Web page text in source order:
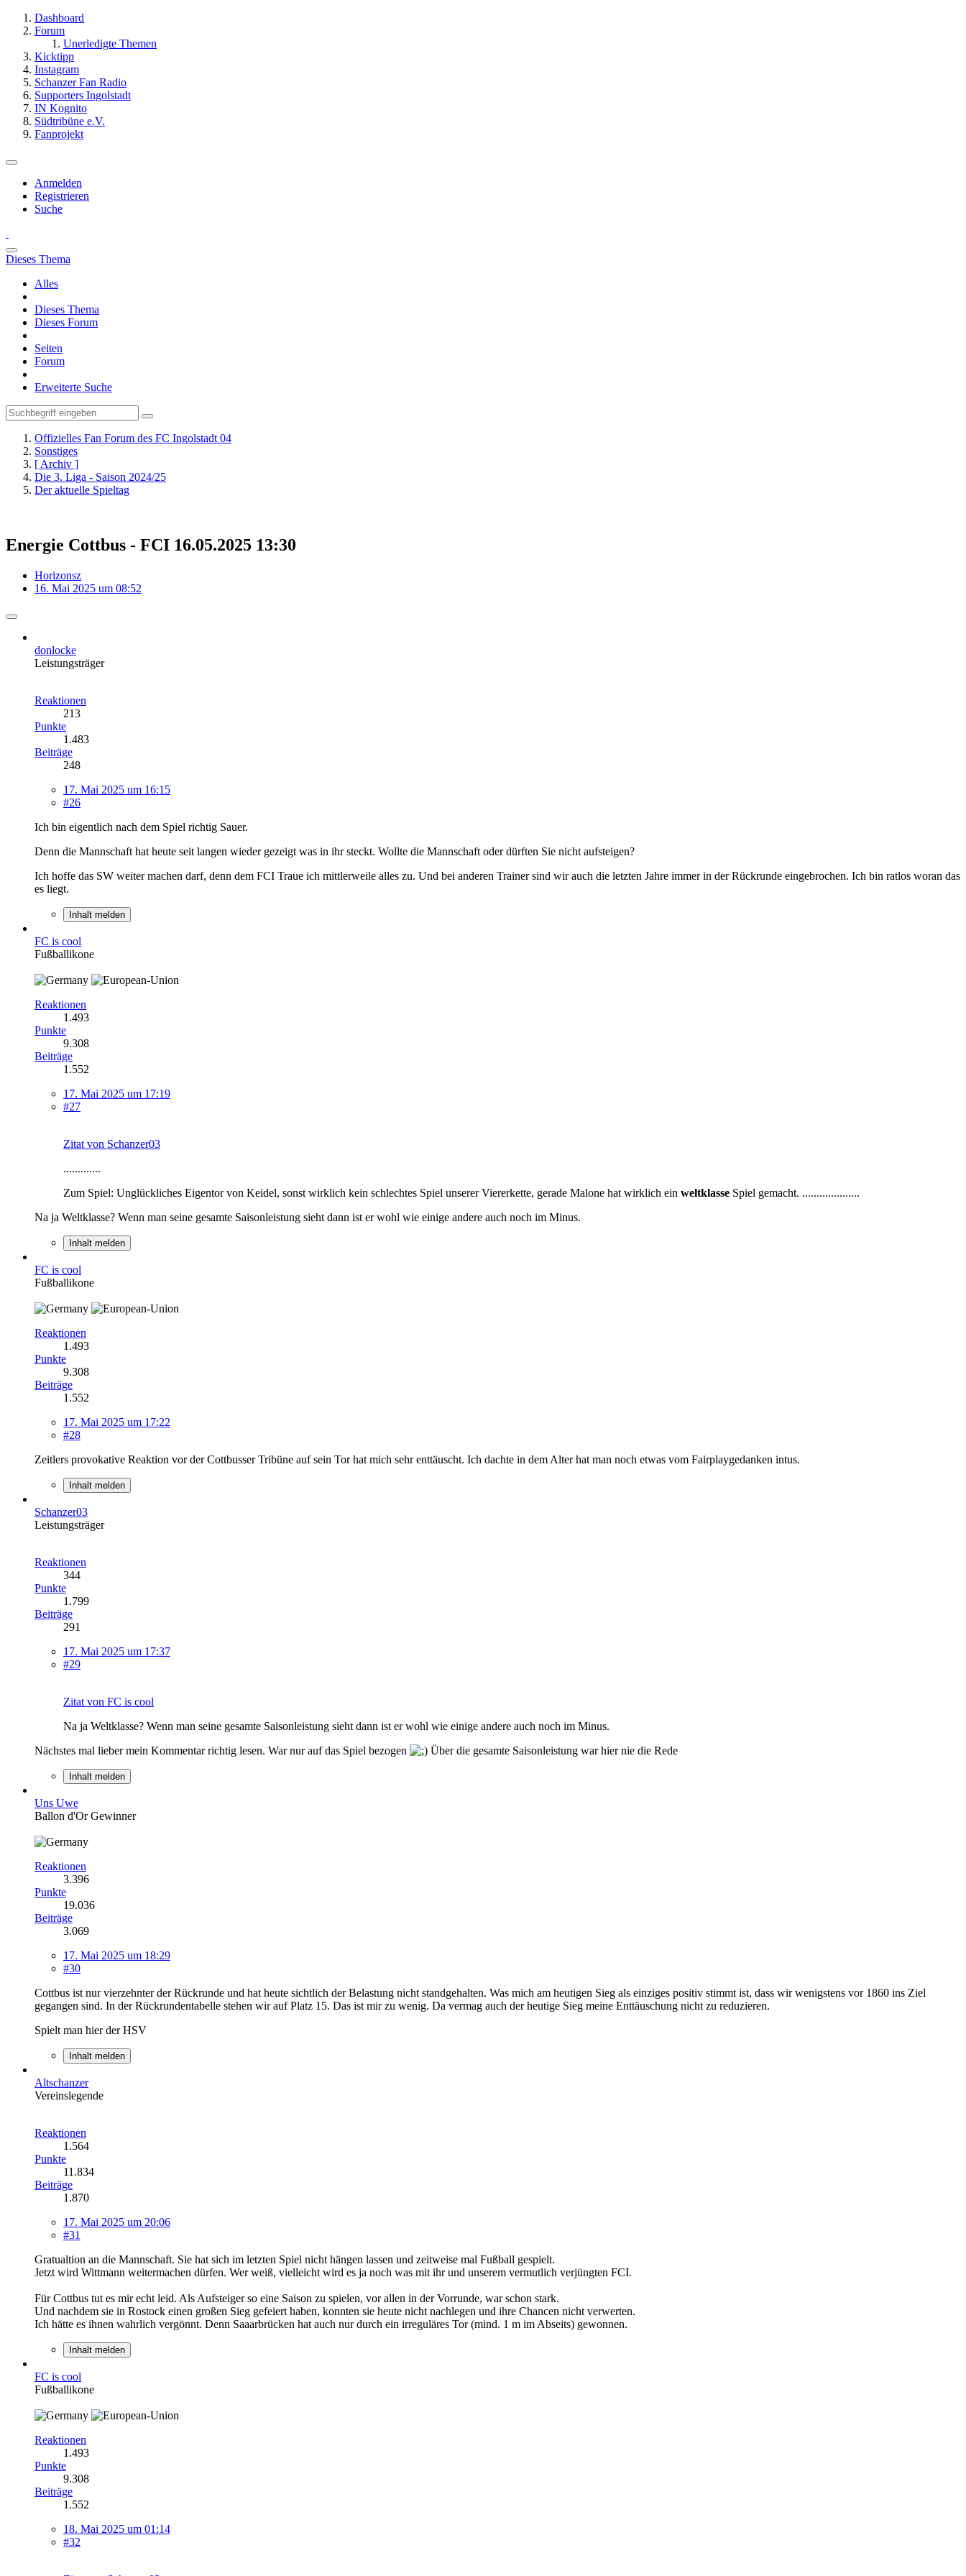
Dashboard
Forum
Unerledigte Themen
Kicktipp
Instagram
Schanzer Fan Radio
Supporters Ingolstadt
IN Kognito
Südtribüne e.V.
Fanprojekt
Anmelden
Registrieren
Suche
Dieses Thema
Alles
Dieses Thema
Dieses Forum
Seiten
Forum
Erweiterte Suche
Offizielles Fan Forum des FC Ingolstadt 04
Sonstiges
[ Archiv ]
Die 3. Liga - Saison 2024/25
Der aktuelle Spieltag
Energie Cottbus - FCI 16.05.2025 13:30
Horizonsz
16. Mai 2025 um 08:52
donlocke
Leistungsträger
Reaktionen
213
Punkte
1.483
Beiträge
248
17. Mai 2025 um 16:15
#26
Ich bin eigentlich nach dem Spiel richtig Sauer.
Denn die Mannschaft hat heute seit langen wieder gezeigt was in ihr steckt. Wollte die Mannschaft oder dürften Sie nicht aufsteigen?
Ich hoffe das SW weiter machen darf, denn dem FCI Traue ich mittlerweile alles zu. Und bei anderen Trainer sind wir auch die letzten Jahre immer in der Rückrunde eingebrochen. Ich bin ratlos woran das
es liegt.
Inhalt melden
FC is cool
Fußballikone
Reaktionen
1.493
Punkte
9.308
Beiträge
1.552
17. Mai 2025 um 17:19
#27
Zitat von Schanzer03
.............
Zum Spiel: Unglückliches Eigentor von Keidel, sonst wirklich kein schlechtes Spiel unserer Viererkette, gerade Malone hat wirklich ein weltklasse Spiel gemacht. ....................
Na ja Weltklasse? Wenn man seine gesamte Saisonleistung sieht dann ist er wohl wie einige andere auch noch im Minus.
Inhalt melden
FC is cool
Fußballikone
Reaktionen
1.493
Punkte
9.308
Beiträge
1.552
17. Mai 2025 um 17:22
#28
Zeitlers provokative Reaktion vor der Cottbusser Tribüne auf sein Tor hat mich sehr enttäuscht. Ich dachte in dem Alter hat man noch etwas vom Fairplaygedanken intus.
Inhalt melden
Schanzer03
Leistungsträger
Reaktionen
344
Punkte
1.799
Beiträge
291
17. Mai 2025 um 17:37
#29
Zitat von FC is cool
Na ja Weltklasse? Wenn man seine gesamte Saisonleistung sieht dann ist er wohl wie einige andere auch noch im Minus.
Nächstes mal lieber mein Kommentar richtig lesen. War nur auf das Spiel bezogen
Über die gesamte Saisonleistung war hier nie die Rede
Inhalt melden
Uns Uwe
Ballon d'Or Gewinner
Reaktionen
3.396
Punkte
19.036
Beiträge
3.069
17. Mai 2025 um 18:29
#30
Cottbus ist nur vierzehnter der Rückrunde und hat heute sichtlich der Belastung nicht standgehalten. Was mich am heutigen Sieg als einziges positiv stimmt ist, dass wir wenigstens vor 1860 ins Ziel
gegangen sind. In der Rückrundentabelle stehen wir auf Platz 15. Das ist mir zu wenig. Da vermag auch der heutige Sieg meine Enttäuschung nicht zu reduzieren.
Spielt man hier der HSV
Inhalt melden
Altschanzer
Vereinslegende
Reaktionen
1.564
Punkte
11.834
Beiträge
1.870
17. Mai 2025 um 20:06
#31
Gratualtion an die Mannschaft. Sie hat sich im letzten Spiel nicht hängen lassen und zeitweise mal Fußball gespielt.
Jetzt wird Wittmann weitermachen dürfen. Wer weiß, vielleicht wird es ja noch was mit ihr und unserem vermutlich verjüngten FCI.
Für Cottbus tut es mir echt leid. Als Aufsteiger so eine Saison zu spielen, vor allen in der Vorrunde, war schon stark.
Und nachdem sie in Rostock einen großen Sieg gefeiert haben, konnten sie heute nicht nachlegen und ihre Chancen nicht verwerten.
Ich hätte es ihnen wahrlich vergönnt. Denn Saaarbrücken hat auch nur durch ein irreguläres Tor (mind. 1 m im Abseits) gewonnen.
Inhalt melden
FC is cool
Fußballikone
Reaktionen
1.493
Punkte
9.308
Beiträge
1.552
18. Mai 2025 um 01:14
#32